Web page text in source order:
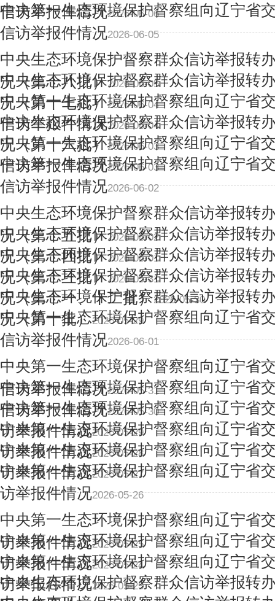
信访举报件情况2026-06-06
中央第一生态环境保护督察组向辽宁省
信访举报件情况2026-06-05
中央生态环境保护督察群众信访举报转
况（第十八批）2026-06-05
中央生态环境保护督察群众信访举报转
况（第十七批）2026-06-04
中央第一生态环境保护督察组向辽宁省
信访举报件情况2026-06-04
中央生态环境保护督察群众信访举报转
况（第十六批）2026-06-03
中央第一生态环境保护督察组向辽宁省
信访举报件情况2026-06-03
中央第一生态环境保护督察组向辽宁省
信访举报件情况2026-06-02
中央生态环境保护督察群众信访举报转
况（第十五批）2026-06-02
中央生态环境保护督察群众信访举报转
况（第十四批）2026-06-01
中央生态环境保护督察群众信访举报转
况（第十三批）2026-05-31
中央生态环境保护督察群众信访举报转
况（第十一、十二批）2026-05-30
中央生态环境保护督察群众信访举报转
况（第十批）2026-05-29
中央第一生态环境保护督察组向辽宁省
信访举报件情况2026-06-01
中央第一生态环境保护督察组向辽宁省
信访举报件情况2026-05-31
中央第一生态环境保护督察组向辽宁省
信访举报件情况2026-05-30
中央第一生态环境保护督察组向辽宁省
访举报件情况2026-05-29
中央第一生态环境保护督察组向辽宁省
访举报件情况2026-05-28
中央第一生态环境保护督察组向辽宁省
访举报件情况2026-05-27
中央第一生态环境保护督察组向辽宁省
访举报件情况2026-05-26
中央第一生态环境保护督察组向辽宁省
访举报件情况2026-05-25
中央第一生态环境保护督察组向辽宁省
访举报件情况2026-05-24
中央第一生态环境保护督察组向辽宁省
访举报件情况2026-05-23
中央生态环境保护督察群众信访举报转